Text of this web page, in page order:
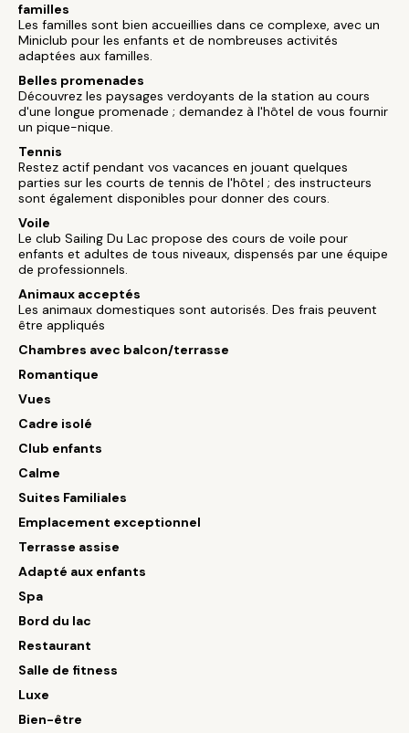
familles
Les familles sont bien accueillies dans ce complexe, avec un
Miniclub pour les enfants et de nombreuses activités
adaptées aux familles.
Belles promenades
Découvrez les paysages verdoyants de la station au cours
d'une longue promenade ; demandez à l'hôtel de vous fournir
un pique-nique.
Tennis
Restez actif pendant vos vacances en jouant quelques
parties sur les courts de tennis de l'hôtel ; des instructeurs
sont également disponibles pour donner des cours.
Voile
Le club Sailing Du Lac propose des cours de voile pour
enfants et adultes de tous niveaux, dispensés par une équipe
de professionnels.
Animaux acceptés
Les animaux domestiques sont autorisés. Des frais peuvent
être appliqués
Chambres avec balcon/terrasse
Romantique
Vues
Cadre isolé
Club enfants
Calme
Suites Familiales
Emplacement exceptionnel
Terrasse assise
Adapté aux enfants
Spa
Bord du lac
Restaurant
Salle de fitness
Luxe
Bien-être